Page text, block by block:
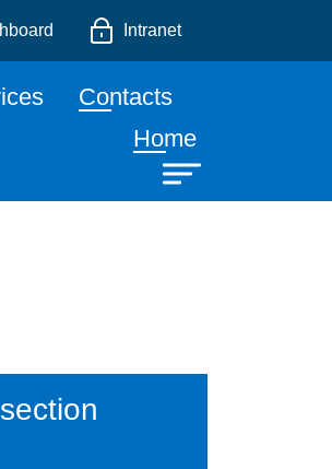
Intranet
Contacts
Home